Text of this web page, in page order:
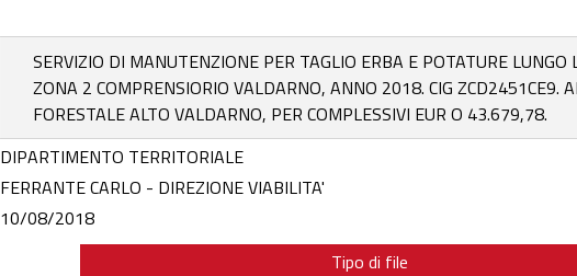
SERVIZIO DI MANUTENZIONE PER TAGLIO ERBA E POTATURE
ZONA 2 COMPRENSIORIO VALDARNO, ANNO 2018. CIG ZCD2451CE9.
FORESTALE ALTO VALDARNO, PER COMPLESSIVI EUR O 43.679,78.
DIPARTIMENTO TERRITORIALE
FERRANTE CARLO - DIREZIONE VIABILITA'
10/08/2018
Tipo di file